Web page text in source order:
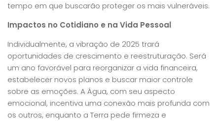
tempo em que buscarão proteger os mais vulneráveis.
Impactos no Cotidiano e na Vida Pessoal
Individualmente, a vibração de 2025 trará
oportunidades de crescimento e reestruturação. Será
um ano favorável para reorganizar a vida financeira,
estabelecer novos planos e buscar maior controle
sobre as emoções. A Água, com seu aspecto
emocional, incentiva uma conexão mais profunda com
os outros, enquanto a Terra pede firmeza e